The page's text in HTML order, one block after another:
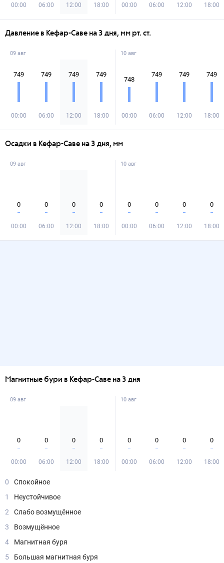
00:00 06:00 12:00 18:00 00:00 06:00 12:00 18:00
Давление в Кефар-Саве на 3 дня, мм рт. ст.
09 авг
749
00:00
749
06:00
749
12:00
749
18:00
10 авг
748
00:00
749
06:00
749
12:00
749
18:00
Осадки в Кефар-Саве на 3 дня, мм
09 авг
0
00:00
0
06:00
0
12:00
0
18:00
10 авг
0
00:00
0
06:00
0
12:00
0
18:00
Магнитные бури в Кефар-Саве на 3 дня
09 авг
0
00:00
0
06:00
0
12:00
0
18:00
10 авг
0
00:00
0
06:00
0
12:00
0
18:00
0
Спокойное
1
Неустойчивое
2
Слабо возмущённое
3
Возмущённое
4
Магнитная буря
5
Большая магнитная буря